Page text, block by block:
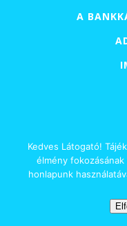
A
© 2015 – 2026 – VARRÓ
SELYEMKENDŐK ÉS EGYÉB
Kedves Látogató!
élmény
honlapunk